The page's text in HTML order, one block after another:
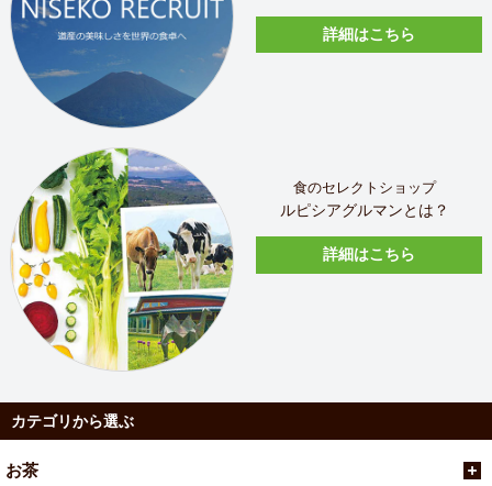
詳細はこちら
食のセレクトショップ
ルピシアグルマンとは？
詳細はこちら
カテゴリから選ぶ
お茶